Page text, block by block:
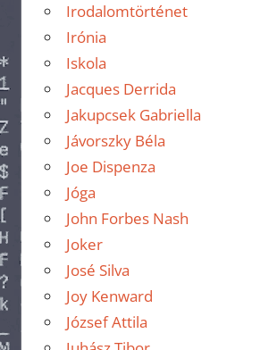
Irodalomtörténet
Irónia
Iskola
Jacques Derrida
Jakupcsek Gabriella
Jávorszky Béla
Joe Dispenza
Jóga
John Forbes Nash
Joker
José Silva
Joy Kenward
József Attila